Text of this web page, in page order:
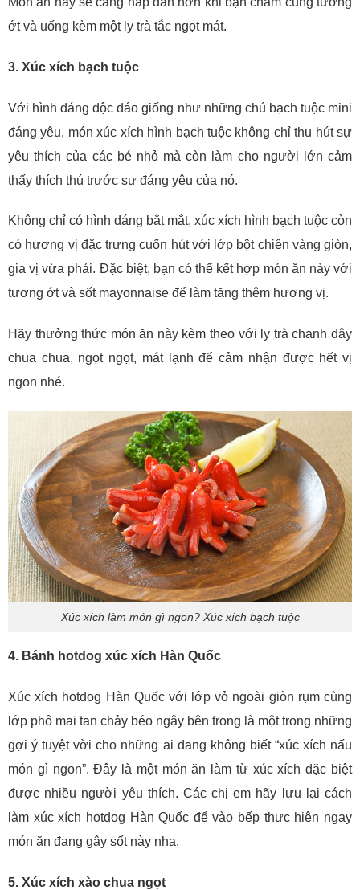
ớt và uống kèm một ly trà tắc ngọt mát.
3. Xúc xích bạch tuộc
Với hình dáng độc đáo giống như những chú bạch tuộc mini
đáng yêu, món xúc xích hình bạch tuộc không chỉ thu hút sự
yêu thích của các bé nhỏ mà còn làm cho người lớn cảm
thấy thích thú trước sự đáng yêu của nó.
Không chỉ có hình dáng bắt mắt, xúc xích hình bạch tuộc còn
có hương vị đặc trưng cuốn hút với lớp bột chiên vàng giòn,
gia vị vừa phải. Đặc biệt, bạn có thể kết hợp món ăn này với
tương ớt và sốt mayonnaise để làm tăng thêm hương vị.
Hãy thưởng thức món ăn này kèm theo với ly trà chanh dây
chua chua, ngọt ngọt, mát lạnh để cảm nhận được hết vị
ngon nhé.
Xúc xích làm món gì ngon? Xúc xích bạch tuộc
4. Bánh hotdog xúc xích Hàn Quốc
Xúc xích hotdog Hàn Quốc với lớp vỏ ngoài giòn rụm cùng
lớp phô mai tan chảy béo ngậy bên trong là một trong những
gợi ý tuyệt vời cho những ai đang không biết “xúc xích nấu
món gì ngon”. Đây là một món ăn làm từ xúc xích đặc biệt
được nhiều người yêu thích. Các chị em hãy lưu lại cách
làm xúc xích hotdog Hàn Quốc để vào bếp thực hiện ngay
món ăn đang gây sốt này nha.
5. Xúc xích xào chua ngọt